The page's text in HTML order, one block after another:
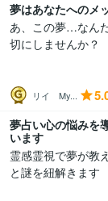
夢はあなたへのメ
あ、この夢…なん
切にしませんか？
リイ My...
夢占い心の悩みを
います
霊感霊視で夢が教
と謎を紐解きます